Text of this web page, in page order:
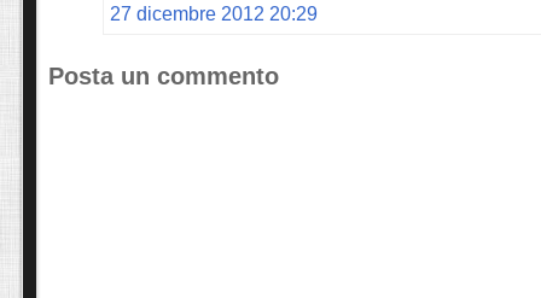
27 dicembre 2012 20:29
Posta un commento